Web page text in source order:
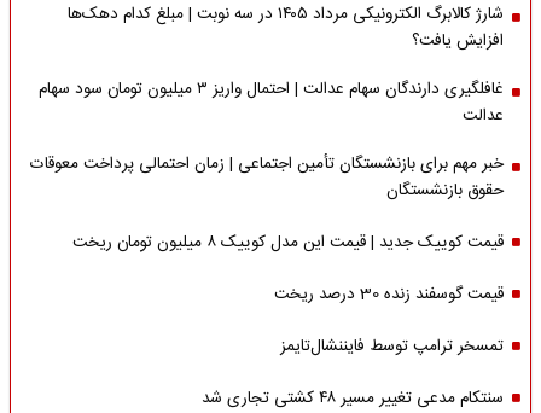
شارژ کالابرگ الکترونیکی مرداد ۱۴۰۵ در سه نوبت | مبلغ کدام دهک‌ها
افزایش یافت؟
غافلگیری دارندگان سهام عدالت | احتمال واریز ۳ میلیون تومان سود سهام
عدالت
خبر مهم برای بازنشستگان تأمین اجتماعی | زمان احتمالی پرداخت معوقات
حقوق بازنشستگان
قیمت کوییک جدید | قیمت این مدل کوییک ۸ میلیون تومان ریخت
قیمت گوسفند زنده 30 درصد ریخت
تمسخر ترامپ توسط فایننشال‌تایمز
سنتکام مدعی تغییر مسیر ۴۸ کشتی تجاری شد